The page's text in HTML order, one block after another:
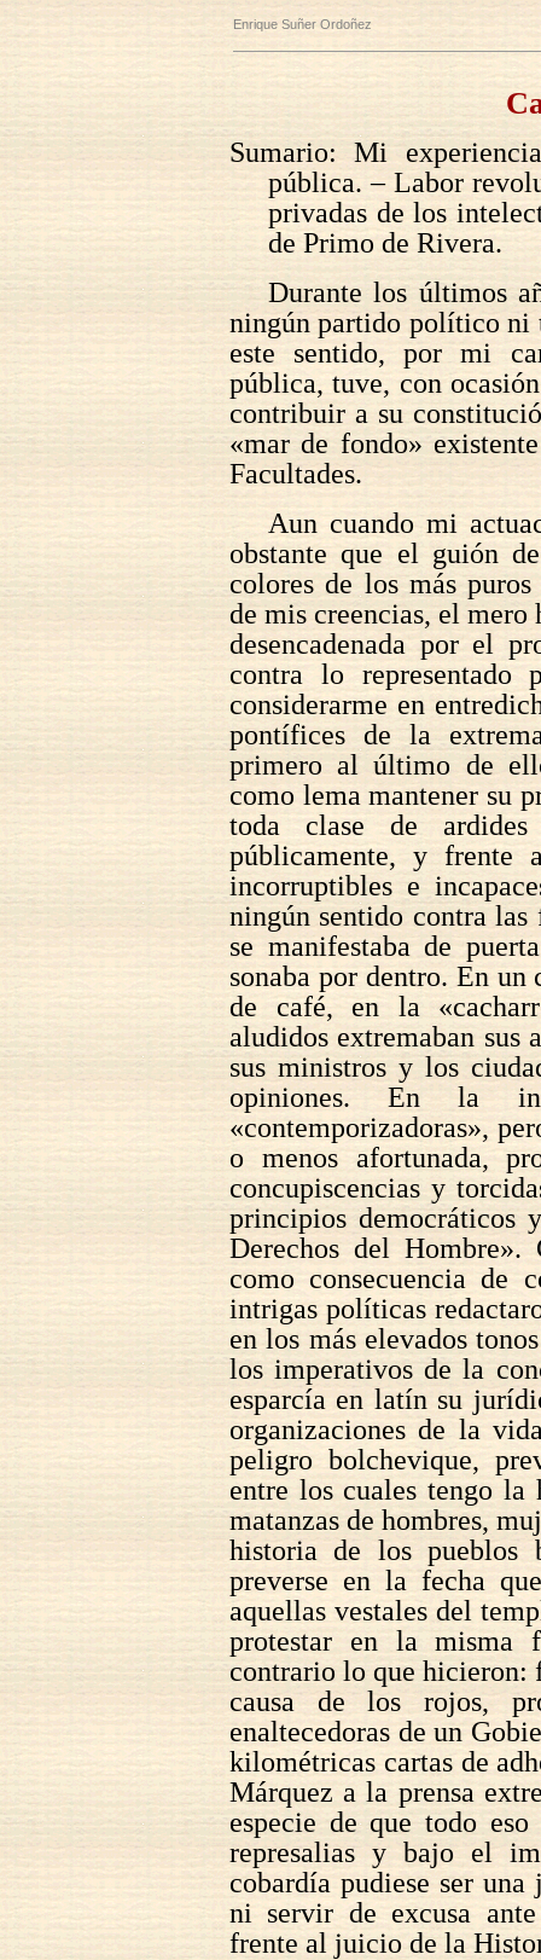
Enrique Suñer Ordoñez
Sumario: Mi
pública. – Labor
privadas de los
de Primo de Rivera.
Durante los últimos
ningún partido político ni
este sentido, por mi
pública, tuve, con
contribuir a su
«mar de fondo»
Facultades.
Aun cuando mi
obstante que el guión
colores de los más
de mis creencias, el mero
desencadenada por el
contra lo representado
considerarme en
pontífices de la
primero al último de
como lema mantener su
toda clase de ardides
públicamente, y frente
incorruptibles e
ningún sentido contra las
se manifestaba de
sonaba por dentro. En
de café, en la
aludidos extremaban sus
sus ministros y los
opiniones. En la
«contemporizadoras»,
o menos afortunada,
concupiscencias y
principios democráticos
Derechos del Hombre».
como consecuencia de
intrigas políticas
en los más elevados
los imperativos de la
esparcía en latín su
organizaciones de la
peligro bolchevique,
entre los cuales tengo
matanzas de hombres,
historia de los pueblos
preverse en la fecha
aquellas vestales del
protestar en la misma
contrario lo que hicieron:
causa de los rojos,
enaltecedoras de un
kilométricas cartas de
Márquez a la prensa
especie de que todo
represalias y bajo el
cobardía pudiese ser
ni servir de excusa
frente al juicio de la